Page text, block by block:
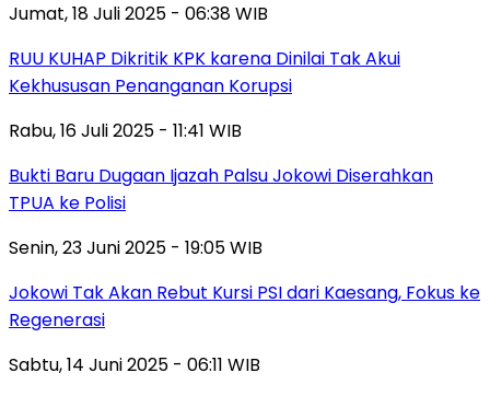
Jumat, 18 Juli 2025 - 06:38 WIB
RUU KUHAP Dikritik KPK karena Dinilai Tak Akui
Kekhususan Penanganan Korupsi
Rabu, 16 Juli 2025 - 11:41 WIB
Bukti Baru Dugaan Ijazah Palsu Jokowi Diserahkan
TPUA ke Polisi
Senin, 23 Juni 2025 - 19:05 WIB
Jokowi Tak Akan Rebut Kursi PSI dari Kaesang, Fokus ke
Regenerasi
Sabtu, 14 Juni 2025 - 06:11 WIB